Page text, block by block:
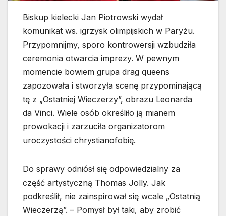
Biskup kielecki Jan Piotrowski wydał
komunikat ws. igrzysk olimpijskich w Paryżu.
Przypomnijmy, sporo kontrowersji wzbudziła
ceremonia otwarcia imprezy. W pewnym
momencie bowiem grupa drag queens
zapozowała i stworzyła scenę przypominającą
tę z „Ostatniej Wieczerzy”, obrazu Leonarda
da Vinci. Wiele osób określiło ją mianem
prowokacji i zarzuciła organizatorom
uroczystości chrystianofobię.
Do sprawy odniósł się odpowiedzialny za
część artystyczną Thomas Jolly. Jak
podkreślił, nie zainspirował się wcale „Ostatnią
Wieczerzą”. – Pomysł był taki, aby zrobić